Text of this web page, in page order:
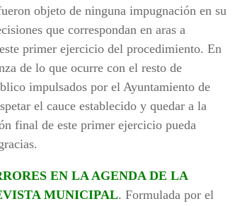
objeto de ninguna impugnación en su
que correspondan en aras a
primer ejercicio del procedimiento. En
de lo que ocurre con el resto de
impulsados por el Ayuntamiento de
el cauce establecido y quedar a la
final de este primer ejercicio pueda
EN LA AGENDA DE LA
MUNICIPAL. Formulada por el